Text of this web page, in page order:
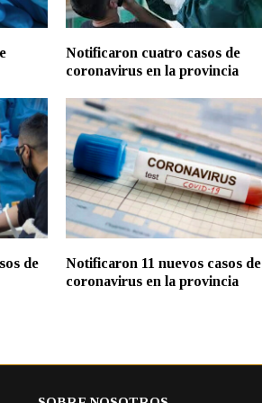
Notificaron cuatro casos de
coronavirus en la provincia
de
Notificaron 11 nuevos casos de
coronavirus en la provincia